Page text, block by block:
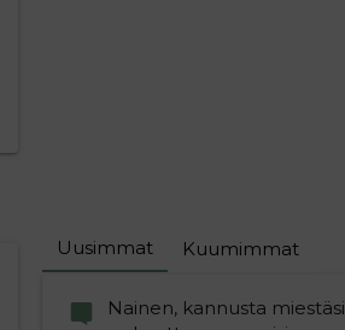
Uusimmat Kuumimmat
Nainen, kannusta miestäsi